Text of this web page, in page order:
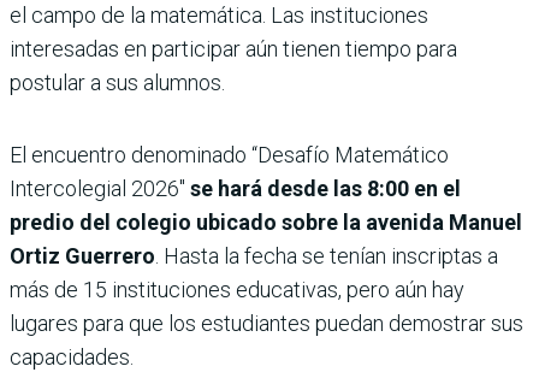
el campo de la matemática. Las instituciones
interesadas en participar aún tienen tiempo para
postular a sus alumnos.
El encuentro denominado “Desafío Matemático
Intercolegial 2026″ se hará desde las 8:00 en el
predio del colegio ubicado sobre la avenida Manuel
Ortiz Guerrero . Hasta la fecha se tenían inscriptas a
más de 15 instituciones educativas, pero aún hay
lugares para que los estudiantes puedan demostrar sus
capacidades.